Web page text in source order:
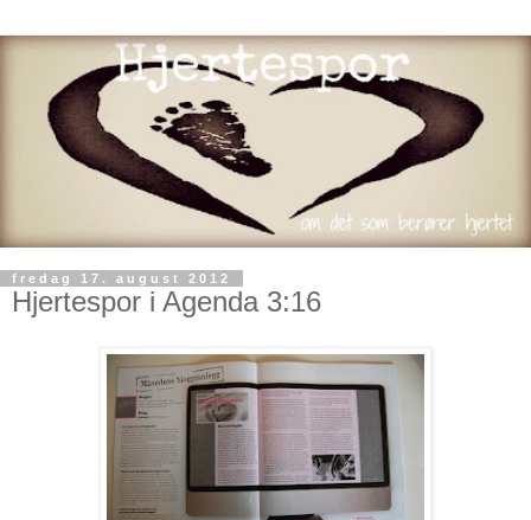
fredag 17. august 2012
Hjertespor i Agenda 3:16